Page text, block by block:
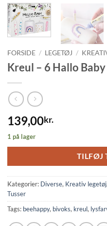
FORSIDE / LEGETØJ /
Kreul – 6 Hallo
139,00kr.
1 på lager
TILFØJ
Kategorier: Diverse, Kreativ legetøj,
Tusser
Tags: beehappy, bivoks, kreul,